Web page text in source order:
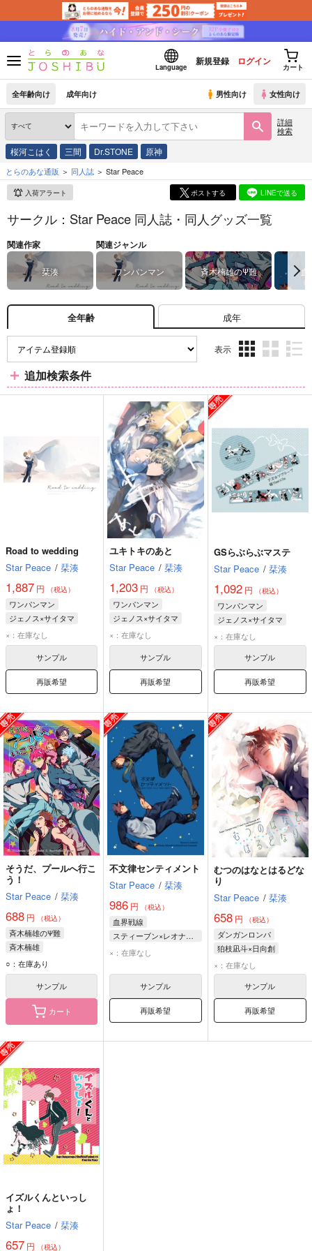
Language
新規登録 ログイン
カート
全年齢向け 成年向け 男性向け 女性向け
詳細
検索
桜河こはく 三間 Dr.STONE 原神
とらのあな通販 同人誌 Star Peace
入荷アラート ポストする LINEで送る
サークル：Star Peace 同人誌・同人グッズ一覧
関連作家
栞湊
関連ジャンル
ワンパンマン 斉木楠雄のΨ難
全年齢 成年
表示
ム
表
ム
表
ム
表
追加検索条件
Road to wedding
Star Peace / 栞湊
1,887 円 （税込）
ワンパンマン
ジェノス×サイタマ
ジェノス
×：在庫なし
サンプル
再販希望
ユキトキのあと
Star Peace / 栞湊
1,203 円 （税込）
ワンパンマン
ジェノス×サイタマ
ジェノス
×：在庫なし
サンプル
再販希望
GSらぶらぶマステ
Star Peace / 栞湊
1,092円 （税込）
ワンパンマン
ジェノス×サイタマ
ジェノス
×：在庫なし
サンプル
再販希望
そうだ、プールへ行こ
う！
Star Peace / 栞湊
688 円 （税込）
斉木楠雄のΨ難
斉木楠雄
○：在庫あり
サンプル
カート
不文律センティメント
Star Peace / 栞湊
986 円 （税込）
血界戦線
スティーブン×レオナルド
×：在庫なし
サンプル
再販希望
むつのはなとはるどな
り
Star Peace / 栞湊
658円 （税込）
ダンガンロンパ
狛枝凪斗×日向創
日向創
狛枝凪斗
×：在庫なし
サンプル
再販希望
イズルくんといっし
ょ！
Star Peace / 栞湊
657 円 （税込）